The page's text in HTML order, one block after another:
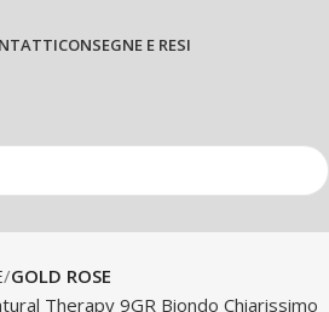
CONSEGNE E RESI
GOLD ROSE